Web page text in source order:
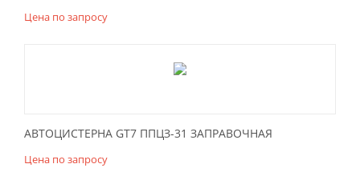
Цена по запросу
АВТОЦИСТЕРНА GT7 ППЦЗ-31 ЗАПРАВОЧНАЯ
Цена по запросу